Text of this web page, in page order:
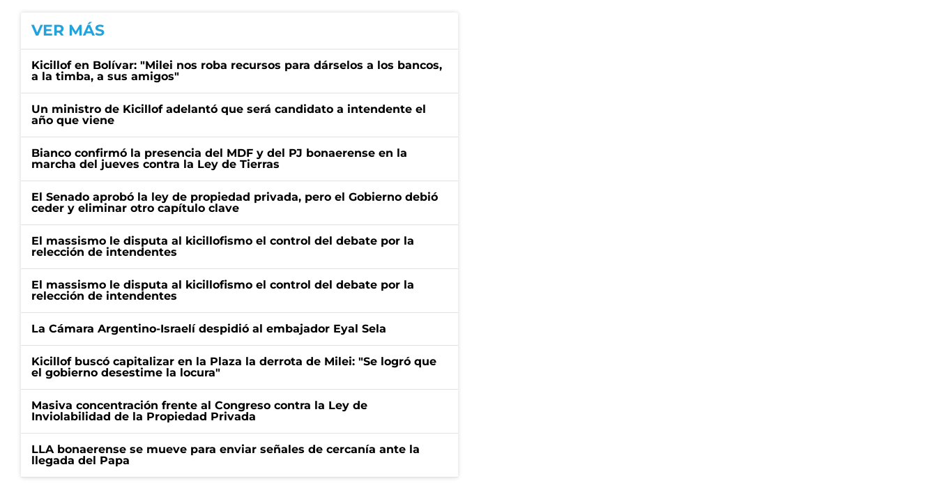
VER MÁS
Kicillof en Bolívar: "Milei nos roba recursos para dárselos a los bancos,
a la timba, a sus amigos"
Un ministro de Kicillof adelantó que será candidato a intendente el
año que viene
Bianco confirmó la presencia del MDF y del PJ bonaerense en la
marcha del jueves contra la Ley de Tierras
El Senado aprobó la ley de propiedad privada, pero el Gobierno debió
ceder y eliminar otro capítulo clave
El massismo le disputa al kicillofismo el control del debate por la
relección de intendentes
El massismo le disputa al kicillofismo el control del debate por la
relección de intendentes
La Cámara Argentino-Israelí despidió al embajador Eyal Sela
Kicillof buscó capitalizar en la Plaza la derrota de Milei: "Se logró que
el gobierno desestime la locura"
Masiva concentración frente al Congreso contra la Ley de
Inviolabilidad de la Propiedad Privada
LLA bonaerense se mueve para enviar señales de cercanía ante la
llegada del Papa